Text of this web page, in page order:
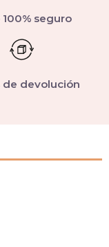
100% seguro
de devolución